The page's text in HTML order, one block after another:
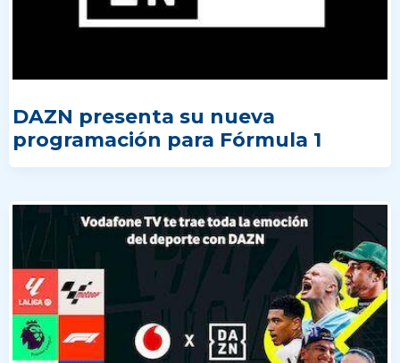
DAZN presenta su nueva
programación para Fórmula 1